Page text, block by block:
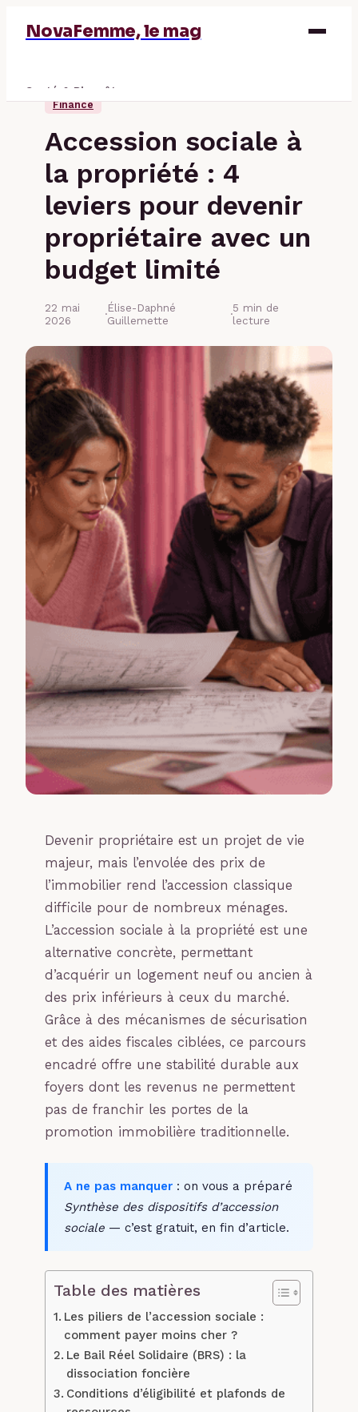
NovaFemme, le mag
Santé & Bien-être
Finance
Accession sociale à
la propriété : 4
leviers pour devenir
propriétaire avec un
budget limité
22 mai
2026
·Élise-Daphné
Guillemette
·5 min de
lecture
Devenir propriétaire est un projet de vie
majeur, mais l’envolée des prix de
l’immobilier rend l’accession classique
difficile pour de nombreux ménages.
L’accession sociale à la propriété est une
alternative concrète, permettant
d’acquérir un logement neuf ou ancien à
des prix inférieurs à ceux du marché.
Grâce à des mécanismes de sécurisation
et des aides fiscales ciblées, ce parcours
encadré offre une stabilité durable aux
foyers dont les revenus ne permettent
pas de franchir les portes de la
promotion immobilière traditionnelle.
A ne pas manquer : on vous a préparé
Synthèse des dispositifs d’accession
sociale — c’est gratuit, en fin d’article.
Table des matières
Les piliers de l’accession sociale :
comment payer moins cher ?
Le Bail Réel Solidaire (BRS) : la
dissociation foncière
Conditions d’éligibilité et plafonds de